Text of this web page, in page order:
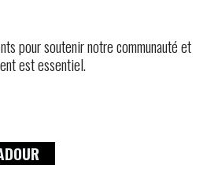
pour soutenir notre communauté et
est essentiel.